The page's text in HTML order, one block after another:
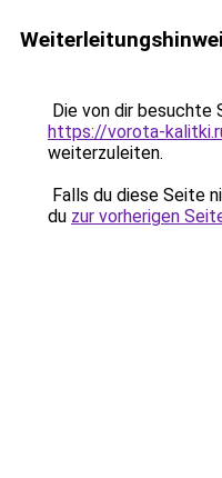
Die von dir besuchte
https://vorota-
weiterzuleiten.
Falls du diese Seite
du zur vorherigen